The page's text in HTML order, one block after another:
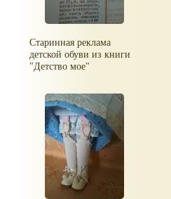
Старинная реклама
детской обуви из книги
"Детство мое"